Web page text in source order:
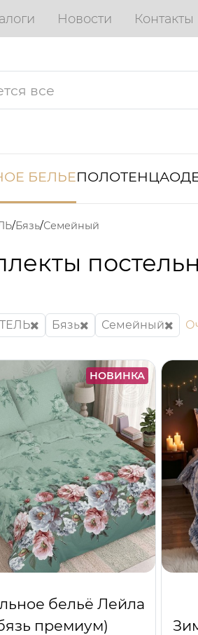
Новости Контакты
БЕЛЬЕПОЛОТЕНЦА
Бязь Семейный
Бязь Семейный
НОВИНКА
бельё Лейла
премиум)